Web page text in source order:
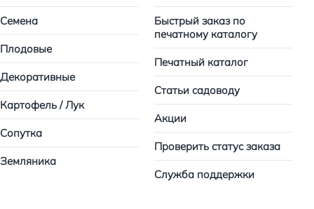
Семена
Плодовые
Декоративные
Картофель / Лук
Сопутка
Земляника
Быстрый заказ по
печатному каталогу
Печатный каталог
Статьи садоводу
Акции
Проверить статус заказа
Служба поддержки